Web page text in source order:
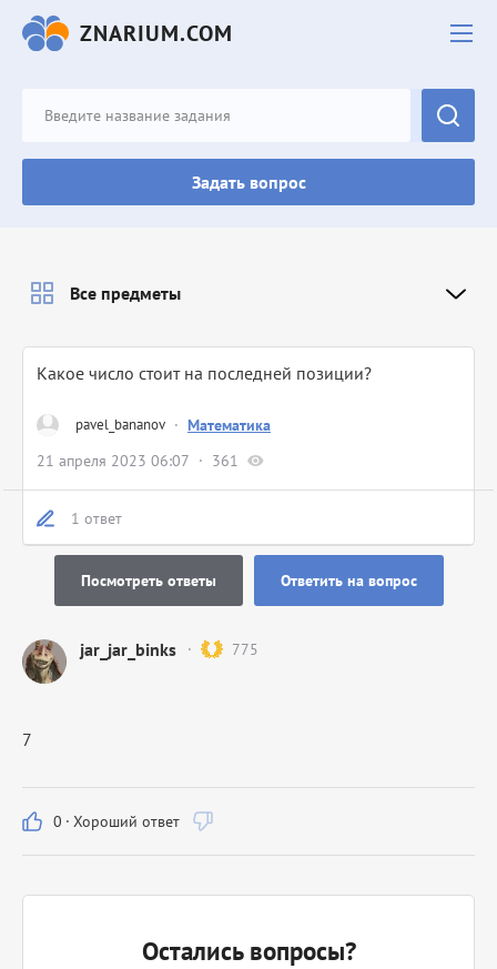
ZNARIUM.COM
Задать вопрос
pavel_bananov · Математика
21 апреля 2023 06:07
361
Какое число стоит на последней позиции?
1 ответ
Посмотреть ответы Ответить на вопрос
jar_jar_binks 775
7
0 · Хороший ответ
Остались вопросы?
Все предметы